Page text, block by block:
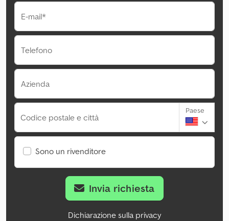
E-mail*
Telefono
Azienda
Codice postale e città
Paese
Sono un rivenditore
Invia richiesta
Dichiarazione sulla privacy